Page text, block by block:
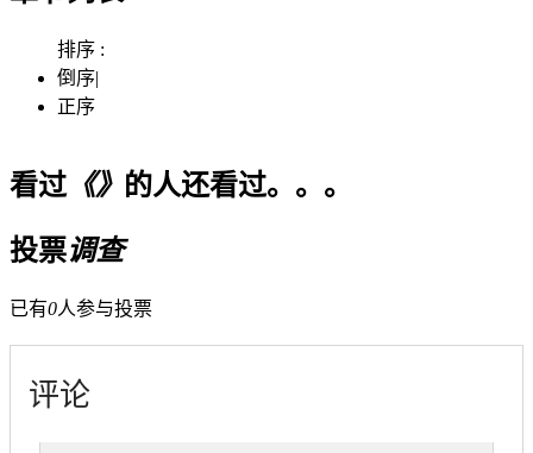
排序 :
倒序|
正序
看过《》 的人还看过。。。
投票调查
已有0人参与投票
评论